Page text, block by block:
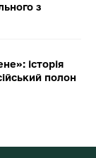
з
історія
полон